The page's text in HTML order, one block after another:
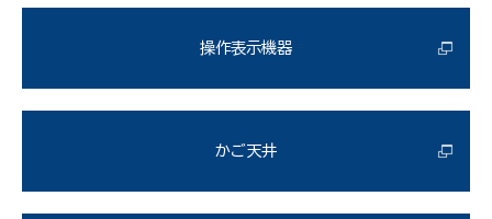
操作表示機器
かご天井